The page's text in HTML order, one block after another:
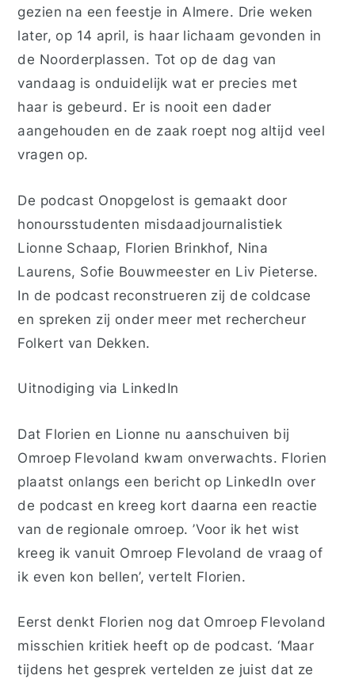
gezien na een feestje in Almere. Drie weken
later, op 14 april, is haar lichaam gevonden in
de Noorderplassen. Tot op de dag van
vandaag is onduidelijk wat er precies met
haar is gebeurd. Er is nooit een dader
aangehouden en de zaak roept nog altijd veel
vragen op.
De podcast Onopgelost is gemaakt door
honoursstudenten misdaadjournalistiek
Lionne Schaap, Florien Brinkhof, Nina
Laurens, Sofie Bouwmeester en Liv Pieterse.
In de podcast reconstrueren zij de coldcase
en spreken zij onder meer met rechercheur
Folkert van Dekken.
Uitnodiging via LinkedIn
Dat Florien en Lionne nu aanschuiven bij
Omroep Flevoland kwam onverwachts. Florien
plaatst onlangs een bericht op LinkedIn over
de podcast en kreeg kort daarna een reactie
van de regionale omroep. ’Voor ik het wist
kreeg ik vanuit Omroep Flevoland de vraag of
ik even kon bellen’, vertelt Florien.
Eerst denkt Florien nog dat Omroep Flevoland
misschien kritiek heeft op de podcast. ‘Maar
tijdens het gesprek vertelden ze juist dat ze